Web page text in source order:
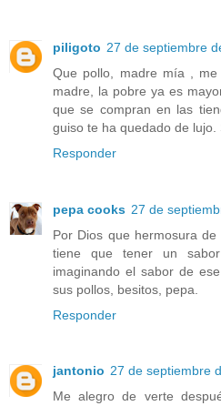
piligoto 27 de septiembre
Que pollo, madre mía ,
madre, la pobre ya es
que se compran en las
guiso te ha quedado de lujo.
Responder
pepa cooks 27 de
Por Dios que hermosura
tiene que tener un
imaginando el sabor de
sus pollos, besitos, pepa.
Responder
jantonio 27 de septiembre
Me alegro de verte